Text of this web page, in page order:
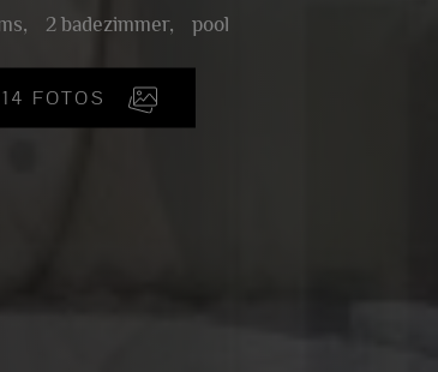
2 badezimmer, pool
FOTOS